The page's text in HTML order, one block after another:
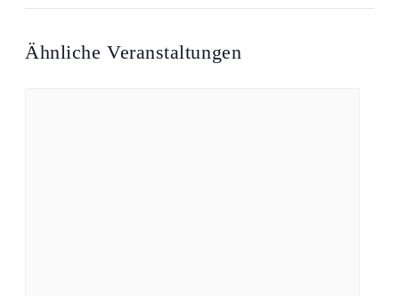
Ähnliche Veranstaltungen